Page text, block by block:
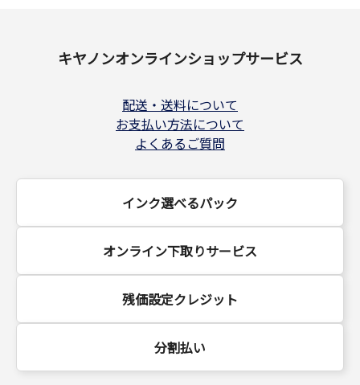
キヤノンオンラインショップサービス
配送・送料について
お支払い方法について
よくあるご質問
インク選べるパック
オンライン下取りサービス
残価設定クレジット
分割払い